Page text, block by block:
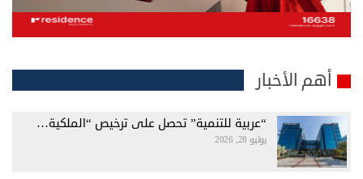
أهم الأخبار
“عربية للتنمية” تحصل على ترخيص “الملكية…
يوليو 28, 2026